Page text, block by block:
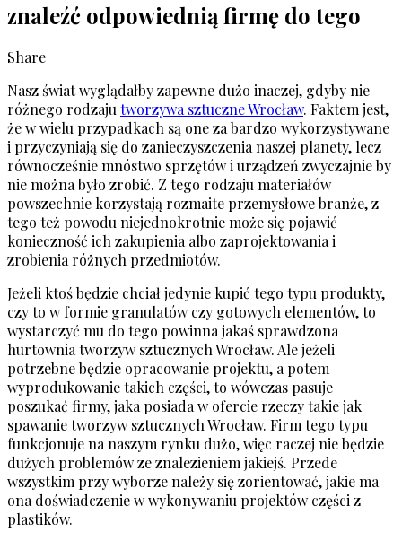
znaleźć odpowiednią firmę do tego
Share
Nasz świat wyglądałby zapewne dużo inaczej, gdyby nie
różnego rodzaju tworzywa sztuczne Wrocław. Faktem jest,
że w wielu przypadkach są one za bardzo wykorzystywane
i przyczyniają się do zanieczyszczenia naszej planety, lecz
równocześnie mnóstwo sprzętów i urządzeń zwyczajnie by
nie można było zrobić. Z tego rodzaju materiałów
powszechnie korzystają rozmaite przemysłowe branże, z
tego też powodu niejednokrotnie może się pojawić
konieczność ich zakupienia albo zaprojektowania i
zrobienia różnych przedmiotów.
Jeżeli ktoś będzie chciał jedynie kupić tego typu produkty,
czy to w formie granulatów czy gotowych elementów, to
wystarczyć mu do tego powinna jakaś sprawdzona
hurtownia tworzyw sztucznych Wrocław. Ale jeżeli
potrzebne będzie opracowanie projektu, a potem
wyprodukowanie takich części, to wówczas pasuje
poszukać firmy, jaka posiada w ofercie rzeczy takie jak
spawanie tworzyw sztucznych Wrocław. Firm tego typu
funkcjonuje na naszym rynku dużo, więc raczej nie będzie
dużych problemów ze znalezieniem jakiejś. Przede
wszystkim przy wyborze należy się zorientować, jakie ma
ona doświadczenie w wykonywaniu projektów części z
plastików.